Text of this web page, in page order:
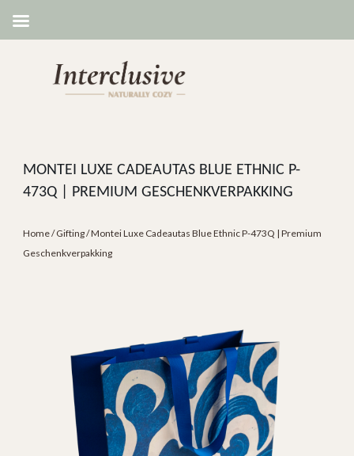
MONTEI LUXE CADEAUTAS BLUE ETHNIC P-
473Q | PREMIUM GESCHENKVERPAKKING
Home/Gifting/ Montei Luxe Cadeautas Blue Ethnic P-473Q | Premium
Geschenkverpakking